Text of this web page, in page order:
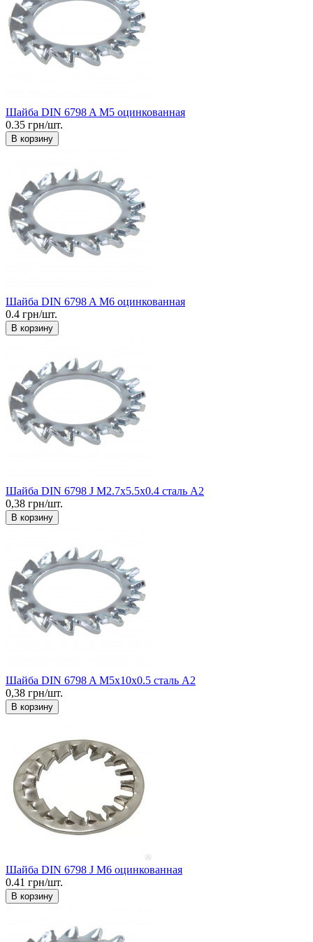
Шайба DIN 6798 A М5 оцинкованная
0.35 грн/шт.
В корзину
Шайба DIN 6798 A М6 оцинкованная
0.4 грн/шт.
В корзину
Шайба DIN 6798 J М2.7x5.5x0.4 сталь А2
0,38 грн/шт.
В корзину
Шайба DIN 6798 A М5x10x0.5 сталь А2
0,38 грн/шт.
В корзину
Шайба DIN 6798 J М6 оцинкованная
0.41 грн/шт.
В корзину